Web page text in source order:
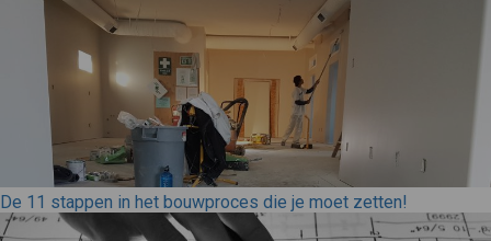
De 11 stappen in het bouwproces die je moet zetten!